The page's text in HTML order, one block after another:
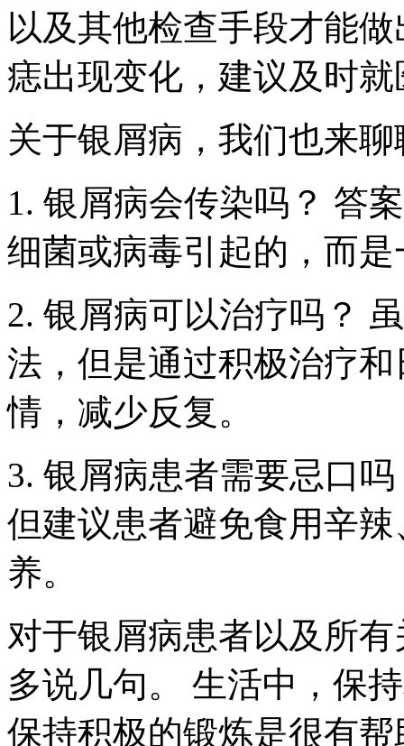
以及其他检查手段才能
痣出现变化，建议及时
关于银屑病，我们也来聊
1. 银屑病会传染吗？ 答
细菌或病毒引起的，而
2. 银屑病可以治疗吗？
法，但是通过积极治疗
情，减少反复。
3. 银屑病患者需要忌口
但建议患者避免食用辛
养。
对于银屑病患者以及所
多说几句。 生活中，保
保持积极的锻炼是很有